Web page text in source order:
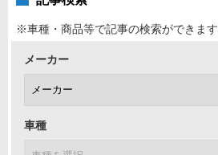
※車種・商品等で記事の検索ができます
メーカー
車種